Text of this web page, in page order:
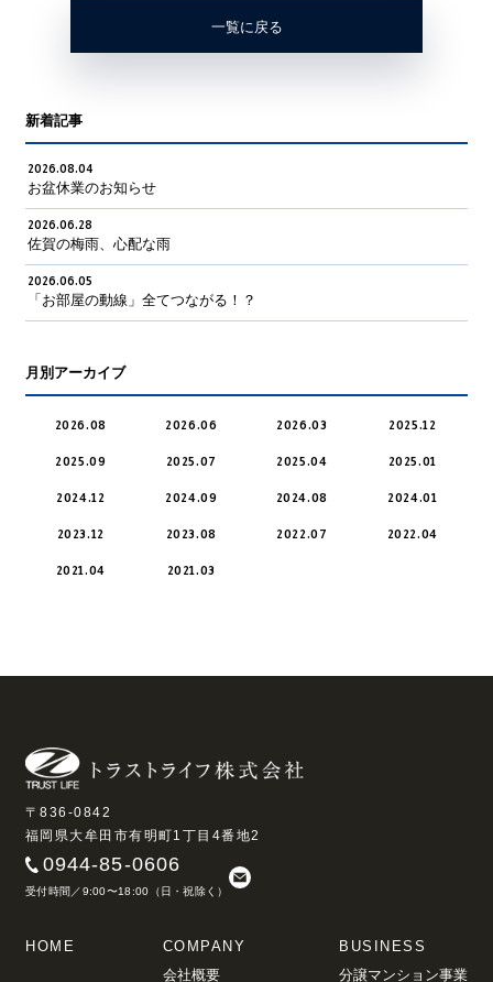
一覧に戻る
新着記事
2026.08.04
お盆休業のお知らせ
2026.06.28
佐賀の梅雨、心配な雨
2026.06.05
「お部屋の動線」全てつながる！？
月別アーカイブ
2026.08 2026.06 2026.03 2025.12
2025.09 2025.07 2025.04 2025.01
2024.12 2024.09 2024.08 2024.01
2023.12 2023.08 2022.07 2022.04
2021.04 2021.03
〒836-0842
福岡県大牟田市有明町1丁目4番地2
0944-85-0606
受付時間／9:00〜18:00（日・祝除く）
HOME
COMPANY
会社概要
BUSINESS
分譲マンション事業